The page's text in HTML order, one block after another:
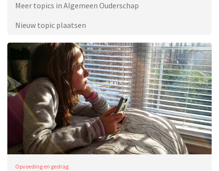
Meer topics in Algemeen Ouderschap
Nieuw topic plaatsen
Opvoeding en gedrag